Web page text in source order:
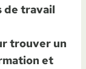
de travail
trouver un
et